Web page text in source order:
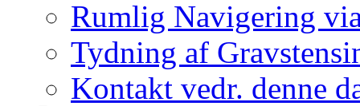
Rumlig Navigering
Tydning af
Kontakt vedr. denne